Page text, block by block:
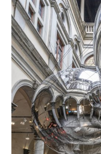
Guarda il video e le
Saraceno e ascolta il
https://youtu.be/